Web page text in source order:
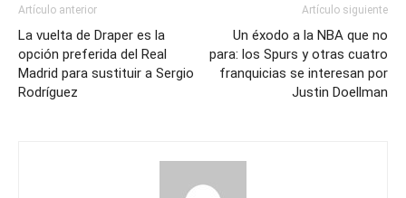
Artículo anterior
La vuelta de Draper es la
opción preferida del Real
Madrid para sustituir a Sergio
Rodríguez
Artículo siguiente
Un éxodo a la NBA que no
para: los Spurs y otras cuatro
franquicias se interesan por
Justin Doellman